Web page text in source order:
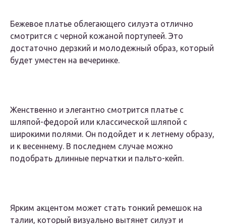
Бежевое платье облегающего силуэта отлично
смотрится с черной кожаной портупеей. Это
достаточно дерзкий и молодежный образ, который
будет уместен на вечеринке.
Женственно и элегантно смотрится платье с
шляпой-федорой или классической шляпой с
широкими полями. Он подойдет и к летнему образу,
и к весеннему. В последнем случае можно
подобрать длинные перчатки и пальто-кейп.
Ярким акцентом может стать тонкий ремешок на
талии, который визуально вытянет силуэт и